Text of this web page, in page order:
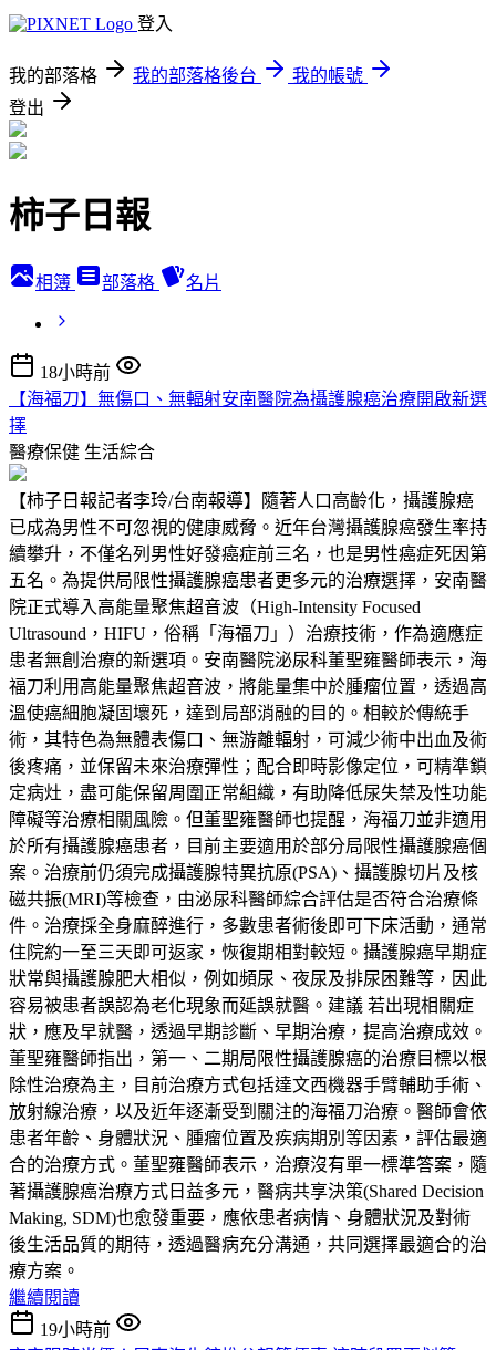
登入
我的部落格 我的部落格後台
我的帳號
登出
柿子日報
相簿 部落格 名片
18小時前
【海福刀】無傷口、無輻射安南醫院為攝護腺癌治療開啟新選
擇
醫療保健 生活綜合
【柿子日報記者李玲/台南報導】隨著人口高齡化，攝護腺癌
已成為男性不可忽視的健康威脅。近年台灣攝護腺癌發生率持
續攀升，不僅名列男性好發癌症前三名，也是男性癌症死因第
五名。為提供局限性攝護腺癌患者更多元的治療選擇，安南醫
院正式導入高能量聚焦超音波（High-Intensity Focused
Ultrasound，HIFU，俗稱「海福刀」）治療技術，作為適應症
患者無創治療的新選項。安南醫院泌尿科董聖雍醫師表示，海
福刀利用高能量聚焦超音波，將能量集中於腫瘤位置，透過高
溫使癌細胞凝固壞死，達到局部消融的目的。相較於傳統手
術，其特色為無體表傷口、無游離輻射，可減少術中出血及術
後疼痛，並保留未來治療彈性；配合即時影像定位，可精準鎖
定病灶，盡可能保留周圍正常組織，有助降低尿失禁及性功能
障礙等治療相關風險。但董聖雍醫師也提醒，海福刀並非適用
於所有攝護腺癌患者，目前主要適用於部分局限性攝護腺癌個
案。治療前仍須完成攝護腺特異抗原(PSA)、攝護腺切片及核
磁共振(MRI)等檢查，由泌尿科醫師綜合評估是否符合治療條
件。治療採全身麻醉進行，多數患者術後即可下床活動，通常
住院約一至三天即可返家，恢復期相對較短。攝護腺癌早期症
狀常與攝護腺肥大相似，例如頻尿、夜尿及排尿困難等，因此
容易被患者誤認為老化現象而延誤就醫。建議 若出現相關症
狀，應及早就醫，透過早期診斷、早期治療，提高治療成效。
董聖雍醫師指出，第一、二期局限性攝護腺癌的治療目標以根
除性治療為主，目前治療方式包括達文西機器手臂輔助手術、
放射線治療，以及近年逐漸受到關注的海福刀治療。醫師會依
患者年齡、身體狀況、腫瘤位置及疾病期別等因素，評估最適
合的治療方式。董聖雍醫師表示，治療沒有單一標準答案，隨
著攝護腺癌治療方式日益多元，醫病共享決策(Shared Decision
Making, SDM)也愈發重要，應依患者病情、身體狀況及對術
後生活品質的期待，透過醫病充分溝通，共同選擇最適合的治
療方案。
繼續閱讀
19小時前